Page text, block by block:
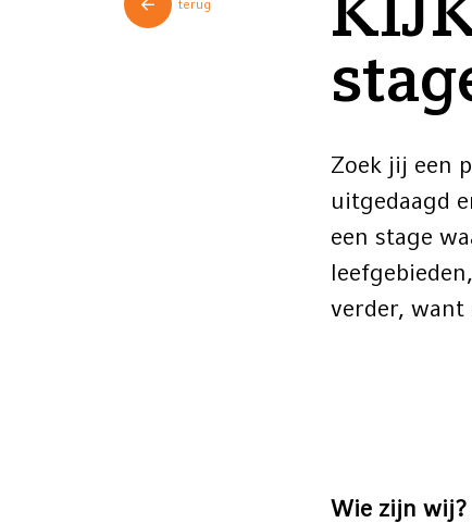
terug
Zoek jij een
uitgedaagd
een stage
verder, want
Wie zijn wij?